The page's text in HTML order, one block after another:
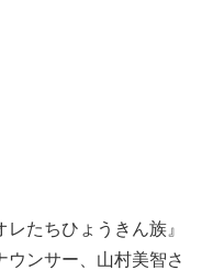
たちひょうきん族』
ウンサー、山村美智さ